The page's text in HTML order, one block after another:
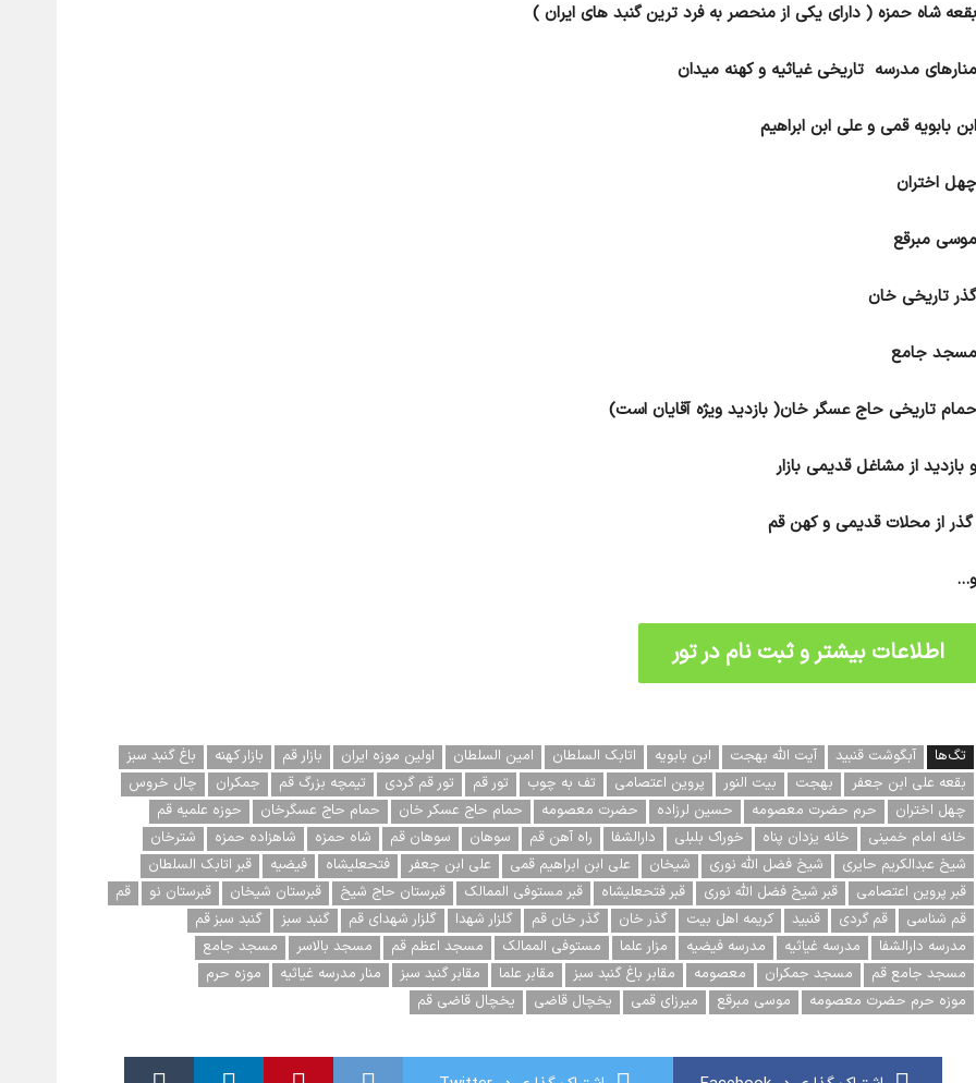
بقعه شاه حمزه ( دارای یکی از منحصر به فرد ترین گنبد های ایران )
منارهای مدرسه تاریخی غیاثیه و کهنه میدان
ابن بابویه قمی و علی ابن ابراهیم
چهل اختران
موسی مبرقع
گذر تاریخی خان
مسجد جامع
حمام تاریخی حاج عسگر خان( بازدید ویژه آقایان است)
و بازدید از مشاغل قدیمی بازار
گذر از محلات قدیمی و کهن قم
و…
اطلاعات بیشتر و ثبت نام در تور
تگ‌ها آبگوشت قنبید آیت الله بهجت ابن بابویه اتابک السلطان امین السلطان اولین موزه ایران بازار قم بازار کهنه
باغ گنبد سبز
بقعه علی ابن جعفر
بهجت بیت النور پروین اعتصامی تف به چوب تور قم تور قم گردی تیمچه بزرگ قم جمکران
چال خروس
چهل اختران
حرم حضرت معصومه حسین لرزاده حضرت معصومه حمام حاج عسکر خان حمام حاج عسگرخان
حوزه علمیه قم
خانه امام خمینی
خانه یزدان پناه خوراک بلبلی دارالشفا راه آهن قم سوهان سوهان قم شاه حمزه شاهزاده حمزه
شترخان
شیخ عبدالکریم حایری
شیخ فضل الله نوری شیخان علی ابن ابراهیم قمی علی ابن جعفر فتحعلیشاه فیضیه
قبر اتابک السلطان
قبر پروین اعتصامی
قبر شیخ فضل الله نوری قبر فتحعلیشاه قبر مستوفی الممالک قبرستان حاج شیخ قبرستان شیخان قبرستان نو
قم
قم شناسی
قم گردی قنبید کریمه اهل بیت گذر خان گذر خان قم گلزار شهدا گلزار شهدای قم گنبد سبز
گنبد سبز قم
مدرسه دارالشفا
مدرسه غیاثیه مدرسه فیضیه مزار علما مستوفی الممالک مسجد اعظم قم مسجد بالاسر
مسجد جامع
مسجد جامع قم
مسجد جمکران معصومه مقابر باغ گنبد سبز مقابر علما مقابر گنبد سبز منار مدرسه غیاثیه
موزه حرم
موزه حرم حضرت معصومه
موسی مبرقع میرزای قمی یخچال قاضی یخچال قاضی قم